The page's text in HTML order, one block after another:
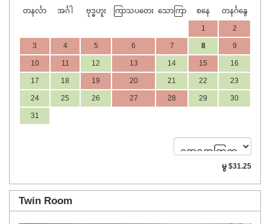
တနင်္လာ အင်္ဂါ ဗုဒ္ဓဟူး ကြာသပတေး သောကြာ စနေ တနင်္ဂနွေ
1 2
3 4 5 6 7 8 9
10 11 12 13 14 15 16
17 18 19 20 21 22 23
24 25 26 27 28 29 30
31
မွ $31.25
Twin Room